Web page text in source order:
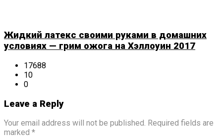
Жидкий латекс своими руками в домашних
условиях — грим ожога на Хэллоуин 2017
17688
10
0
Leave a Reply
Your email address will not be published. Required fields are
marked *